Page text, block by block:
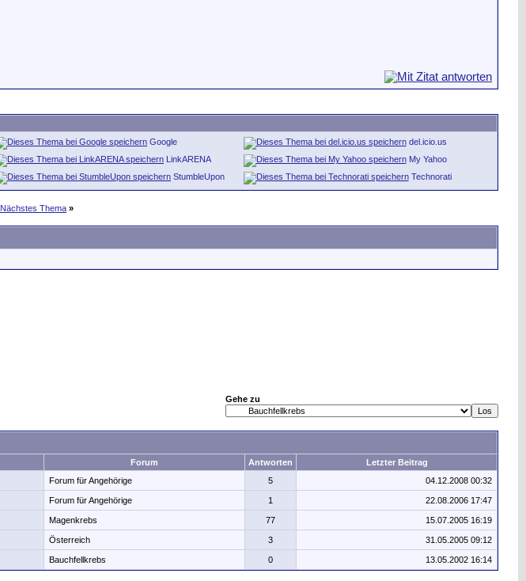
Google
del.icio.us
LinkARENA
My Yahoo
StumbleUpon Technorati
Nächstes Thema »
Gehe zu
Forum Antworten
Letzter Beitrag
Forum für Angehörige 5 04.12.2008 00:32
Forum für Angehörige 1 22.08.2006 17:47
Magenkrebs 77 15.07.2005 16:19
Österreich 3 31.05.2005 09:12
Bauchfellkrebs 0 13.05.2002 16:14